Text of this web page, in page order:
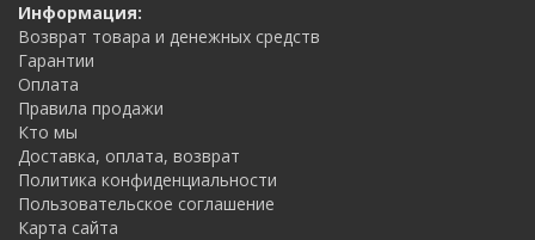
Информация:
Возврат товара и денежных средств
Гарантии
Оплата
Правила продажи
Кто мы
Доставка, оплата, возврат
Политика конфиденциальности
Пользовательское соглашение
Карта сайта